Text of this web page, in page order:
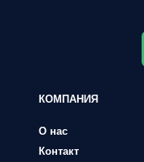
КОМПАНИЯ
О нас
Контакт